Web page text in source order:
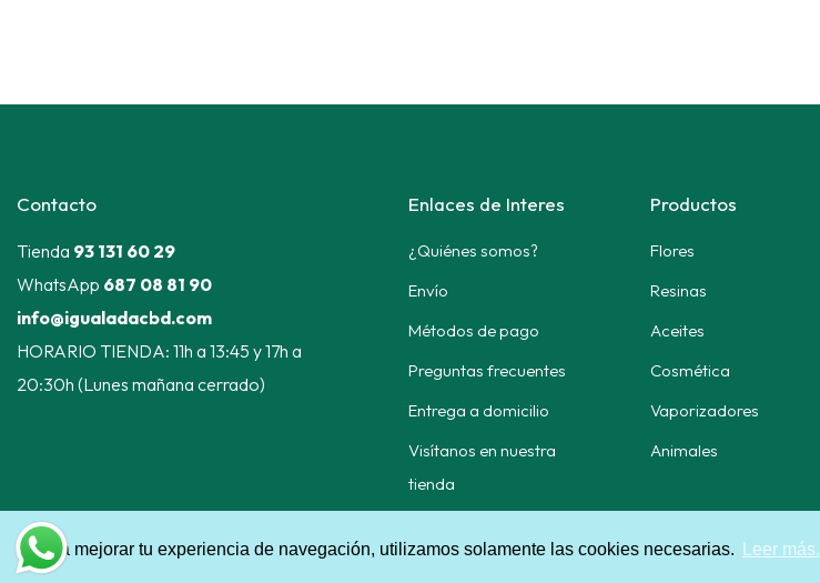
Para mejorar tu experiencia de navegación, utilizamos solamente las cookies necesarias. Leer más.
Contacto
Tienda 93 131 60 29
WhatsApp 687 08 81 90
info@igualadacbd.com
HORARIO TIENDA: 11h a 13:45 y 17h a
20:30h (Lunes mañana cerrado)
Enlaces de Interes
¿Quiénes somos?
Envío
Métodos de pago
Preguntas frecuentes
Entrega a domicilio
Visítanos en nuestra
tienda
Productos
Flores
Resinas
Aceites
Cosmética
Vaporizadores
Animales